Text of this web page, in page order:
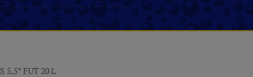
5,5° FUT 20 L